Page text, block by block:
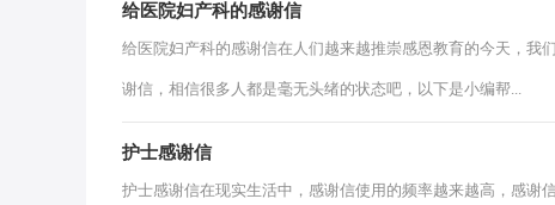
给医院妇产科的感谢信
给医院妇产科的感谢信在人们越来越推崇感恩教育的今天，我
谢信，相信很多人都是毫无头绪的状态吧，以下是小编帮...
护士感谢信
护士感谢信在现实生活中，感谢信使用的频率越来越高，感谢